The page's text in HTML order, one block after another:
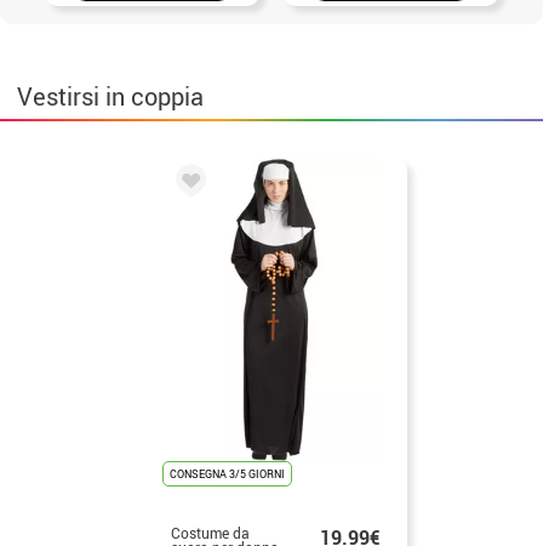
Vestirsi in coppia
CONSEGNA 3/5 GIORNI
Costume da 19.99€